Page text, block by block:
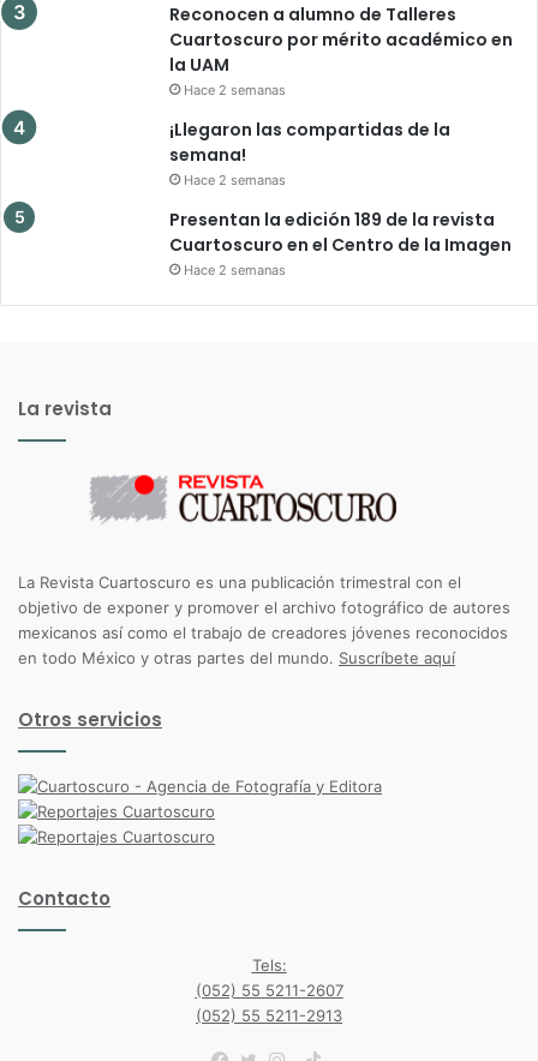
Reconocen a alumno de Talleres
Cuartoscuro por mérito académico en
la UAM
Hace 2 semanas
¡Llegaron las compartidas de la
semana!
Hace 2 semanas
Presentan la edición 189 de la revista
Cuartoscuro en el Centro de la Imagen
Hace 2 semanas
La revista
La Revista Cuartoscuro es una publicación trimestral con el
objetivo de exponer y promover el archivo fotográfico de autores
mexicanos así como el trabajo de creadores jóvenes reconocidos
en todo México y otras partes del mundo. Suscríbete aquí
Otros servicios
Contacto
Tels:
(052) 55 5211-2607
(052) 55 5211-2913